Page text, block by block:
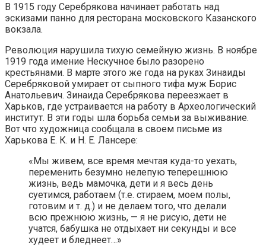
В 1915 году Серебрякова начинает работать над
эскизами панно для ресторана московского Казанского
вокзала.
Революция нарушила тихую семейную жизнь. В ноябре
1919 года имение Нескучное было разорено
крестьянами. В марте этого же года на руках Зинаиды
Серебряковой умирает от сыпного тифа муж Борис
Анатольевич. Зинаида Серебрякова переезжает в
Харьков, где устраивается на работу в Археологический
институт. В эти годы шла борьба семьи за выживание.
Вот что художница сообщала в своем письме из
Харькова Е. К. и Н. Е. Лансере:
«Мы живем, все время мечтая куда-то уехать,
переменить безумно нелепую теперешнюю
жизнь, ведь мамочка, дети и я весь день
суетимся, работаем (т.е. стираем, моем полы,
готовим и т. д.) и не делаем того, что делали
всю прежнюю жизнь, — я не рисую, дети не
учатся, бабушка не отдыхает ни секунды и все
худеет и бледнеет…»